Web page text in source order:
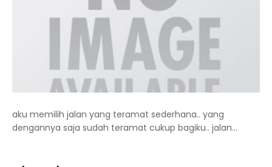
aku memilih jalan yang teramat sederhana.. yang
dengannya saja sudah teramat cukup bagiku.. jalan...